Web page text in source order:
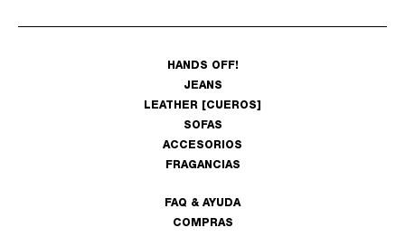
HANDS OFF!
JEANS
LEATHER [CUEROS]
SOFAS
ACCESORIOS
FRAGANCIAS
FAQ & AYUDA
COMPRAS